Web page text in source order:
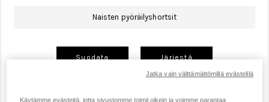
Naisten pyöräilyshortsit
Suodata Järjestä
Käytämme evästeitä, jotta sivustomme toimii oikein ja voimme parantaa
Jatka vain välttämättömillä evästeillä